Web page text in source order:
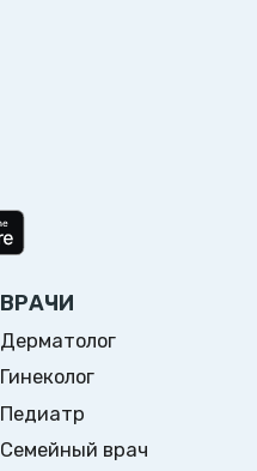
ВРАЧИ
Дерматолог
Гинеколог
Педиатр
Семейный врач